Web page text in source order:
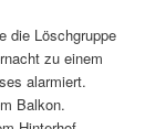
die Löschgruppe
zu einem
alarmiert.
Balkon.